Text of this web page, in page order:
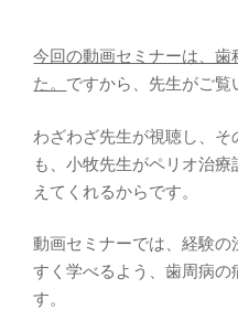
今回の動画セミナーは、
た。 ですから、先生がご覧
わざわざ先生が視聴し、
も、小牧先生がペリオ治
えてくれるからです。
動画セミナーでは、経験
すく学べるよう、歯周病の
す。